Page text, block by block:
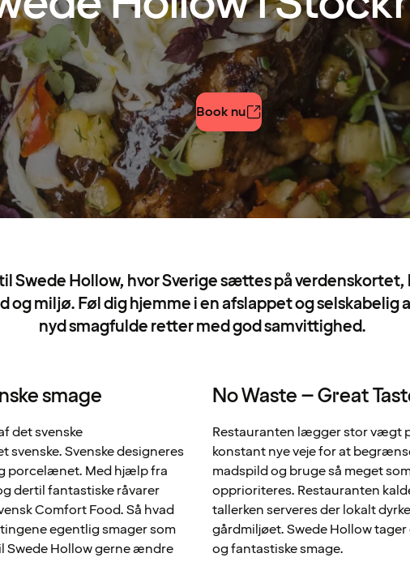
Book nu
Swede Hollow, hvor Sverige sættes på verdenskortet,
og miljø. Føl dig hjemme i en afslappet og
nyd smagfulde retter med god samvittighed.
smage
det svenske
Svenske designeres
porcelænet. Med hjælp fra
dertil fantastiske råvarer
Comfort Food. Så hvad
egentlig smager som
Swede Hollow gerne ændre
No Waste – Great
Restauranten lægger stor vægt
konstant nye veje for at
madspild og bruge så meget
opprioriteres. Restauranten
tallerken serveres der lokalt
gårdmiljøet. Swede Hollow
og fantastiske smage.